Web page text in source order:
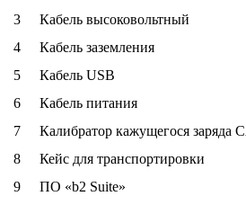
3
Кабель высоковольтный
4
Кабель заземления
5
Кабель USB
6
Кабель питания
7
Калибратор кажущегося заряда
8
Кейс для транспортировки
9
ПО «b2 Suite»